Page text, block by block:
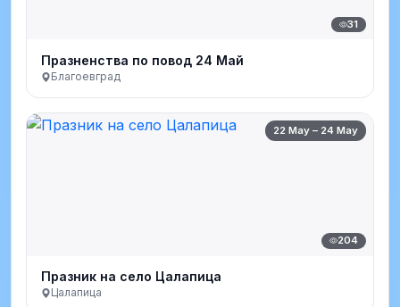
31
Празненства по повод 24 Май
Благоевград
22 May – 24 May
204
Празник на село Цалапица
Цалапица